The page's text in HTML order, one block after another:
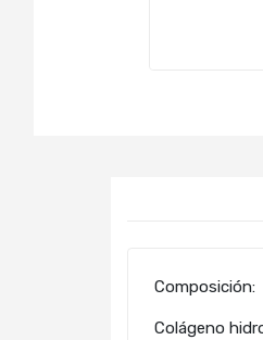
Composición:
Colágeno